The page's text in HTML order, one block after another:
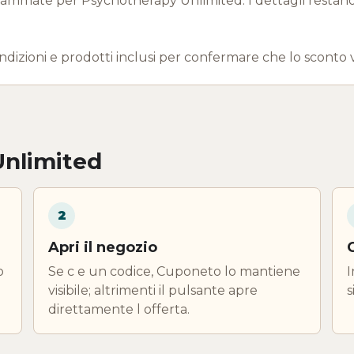
e prodotti inclusi per confermare che lo sconto
2
Apri il negozio
Se c e un codice, Cuponeto lo mantiene
visibile; altrimenti il pulsante apre
direttamente l offerta.